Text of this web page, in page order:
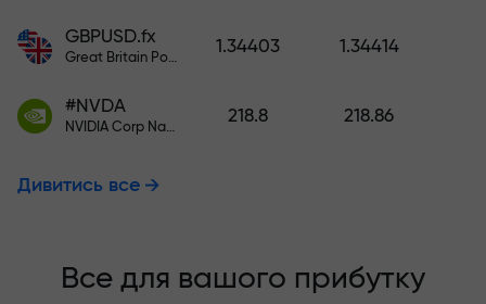
GBPUSD.fx
Great Britain Pound vs US Dollar
1.34403 1.34414
#NVDA
NVIDIA Corp Nasdaq Stock Exchange (Nasdaq) USD
218.8 218.86
Дивитись все
Все для вашого прибутку